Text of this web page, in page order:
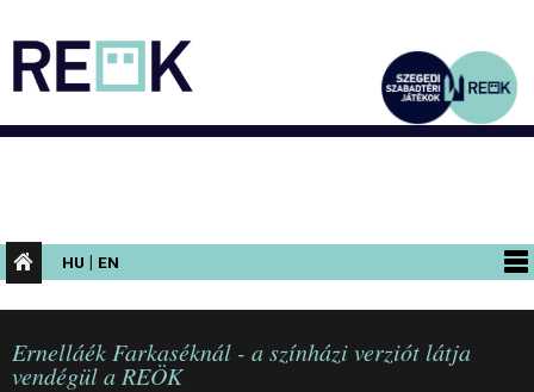
HU | EN
PROGRAMOK
KIÁLLÍTÁSOK
Ernelláék Farkaséknál - a színházi verziót látja
vendégül a REÖK